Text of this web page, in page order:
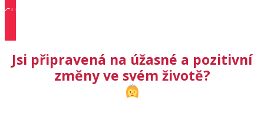
CHCI SI ZAVOLAT >>
Jsi připravená na úžasné a pozitivní
změny ve svém životě?